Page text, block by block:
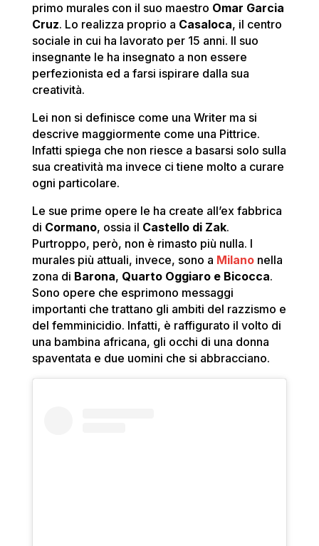
primo murales con il suo maestro Omar Garcia
Cruz. Lo realizza proprio a Casaloca, il centro
sociale in cui ha lavorato per 15 anni. Il suo
insegnante le ha insegnato a non essere
perfezionista ed a farsi ispirare dalla sua
creatività.
Lei non si definisce come una Writer ma si
descrive maggiormente come una Pittrice.
Infatti spiega che non riesce a basarsi solo sulla
sua creatività ma invece ci tiene molto a curare
ogni particolare.
Le sue prime opere le ha create all’ex fabbrica
di Cormano, ossia il Castello di Zak.
Purtroppo, però, non è rimasto più nulla. I
murales più attuali, invece, sono a Milano nella
zona di Barona, Quarto Oggiaro e Bicocca.
Sono opere che esprimono messaggi
importanti che trattano gli ambiti del razzismo e
del femminicidio. Infatti, è raffigurato il volto di
una bambina africana, gli occhi di una donna
spaventata e due uomini che si abbracciano.